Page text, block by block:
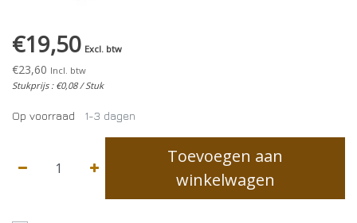
€19,50 Excl. btw
€23,60 Incl. btw
Stukprijs : €0,08 / Stuk
Op voorraad 1-3 dagen
Toevoegen aan
winkelwagen